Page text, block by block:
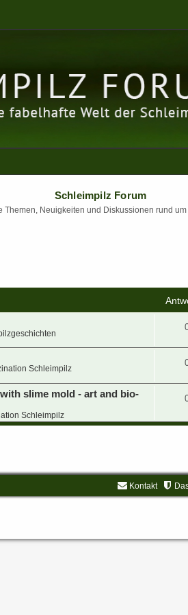
Schleimpilz Forum
Themen, Neuigkeiten und Diskussionen rund
Schleimpilz
slime mold - art and bio-
Schleimpilz
Kontakt